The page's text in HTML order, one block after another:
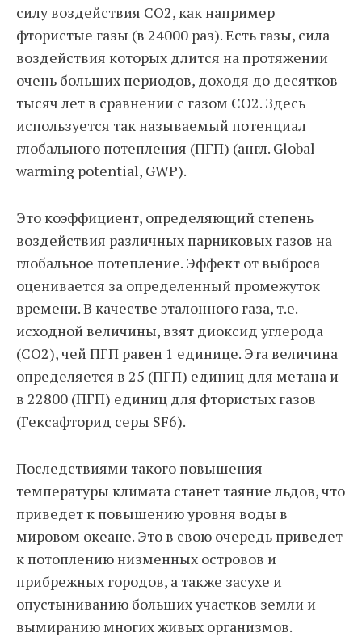
силу воздействия CO2, как например
фтористые газы (в 24000 раз). Есть газы, сила
воздействия которых длится на протяжении
очень больших периодов, доходя до десятков
тысяч лет в сравнении с газом CO2. Здесь
используется так называемый потенциал
глобального потепления (ПГП) (англ. Global
warming potential, GWP).
Это коэффициент, определяющий степень
воздействия различных парниковых газов на
глобальное потепление. Эффект от выброса
оценивается за определенный промежуток
времени. В качестве эталонного газа, т.е.
исходной величины, взят диоксид углерода
(CO2), чей ПГП равен 1 единице. Эта величина
определяется в 25 (ПГП) единиц для метана и
в 22800 (ПГП) единиц для фтористых газов
(Гексафторид серы SF6).
Последствиями такого повышения
температуры климата станет таяние льдов, что
приведет к повышению уровня воды в
мировом океане. Это в свою очередь приведет
к потоплению низменных островов и
прибрежных городов, а также засухе и
опустыниванию больших участков земли и
вымиранию многих живых организмов.